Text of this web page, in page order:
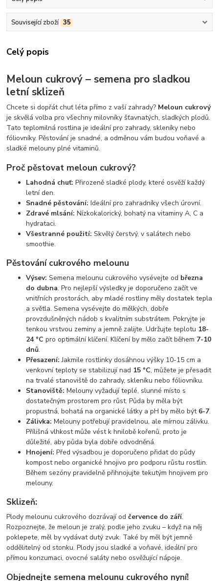
Související zboží 35
Celý popis
Meloun cukrový – semena pro sladkou
letní sklizeň
Chcete si dopřát chuť léta přímo z vaší zahrady? Meloun cukrový
je skvělá volba pro všechny milovníky šťavnatých, sladkých plodů.
Tato teplomilná rostlina je ideální pro zahrady, skleníky nebo
fóliovníky. Pěstování je snadné, a odměnou vám budou voňavé a
sladké melouny plné vitaminů.
Proč pěstovat meloun cukrový?
Lahodná chuť: Přirozeně sladké plody, které osvěží každý
letní den.
Snadné pěstování: Ideální pro zahradníky všech úrovní.
Zdravé mlsání: Nízkokalorický, bohatý na vitaminy A, C a
hydrataci.
Všestranné použití: Skvělý čerstvý, v salátech nebo
smoothie.
Pěstování cukrového melounu
Výsev: Semena melounu cukrového vysévejte od března
do dubna. Pro nejlepší výsledky je doporučeno začít ve
vnitřních prostorách, aby mladé rostliny měly dostatek tepla
a světla. Semena vysévejte do mělkých, dobře
provzdušněných nádob s kvalitním substrátem. Pokryjte je
tenkou vrstvou zeminy a jemně zalijte. Udržujte teplotu 18-
24 °C pro optimální klíčení. Klíčení by mělo začít během 7-10
dnů.
Přesazení: Jakmile rostlinky dosáhnou výšky 10-15 cm a
venkovní teploty se stabilizují nad 15 °C, můžete je přesadit
na trvalé stanoviště do zahrady, skleníku nebo fóliovníku.
Stanoviště: Melouny vyžadují teplé, slunné místo s
dostatečným prostorem pro růst. Půda by měla být
propustná, bohatá na organické látky a pH by mělo být 6-7.
Zálivka: Melouny potřebují pravidelnou, ale mírnou zálivku.
Přílišná vlhkost může vést k hnilobě kořenů, proto je
důležité, aby půda byla dobře odvodněná.
Hnojení: Před výsadbou je doporučeno přidat do půdy
kompost nebo organické hnojivo pro podporu růstu rostlin.
Během sezóny pravidelně přihnojujte tekutým hnojivem pro
melouny.
Sklizeň:
Plody melounu cukrového dozrávají odčervence do září.
Rozpoznejte, že meloun je zralý, podle jeho zvuku – když na něj
poklepete, měl by vydávat dutý zvuk. Také by měl být jemně
oddělitelný od stonku. Plody jsou sladké a voňavé, ideální pro
přímou konzumaci, ovocné saláty nebo osvěžující nápoje.
Objednejte semena melounu cukrového nyní!